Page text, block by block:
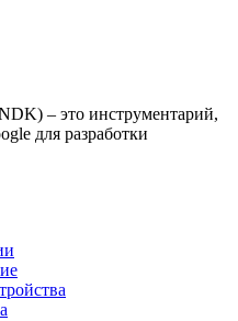
– это инструментарий,
для разработки